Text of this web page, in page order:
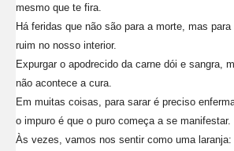
mesmo que te fira.
Há feridas que não são para a morte, mas
ruim no nosso interior.
Expurgar o apodrecido da carne dói e sangra,
não acontece a cura.
Em muitas coisas, para sarar é preciso
o impuro é que o puro começa a se manifestar.
Às vezes, vamos nos sentir como uma